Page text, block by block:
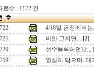
료수 : 1172 건
722
4/18일 금정에서는
721 비만 그치면... [2]
720
선수등록하던날,,,
719
열심히 닦으며. 대